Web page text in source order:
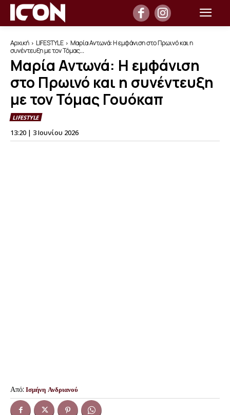
Αρχική LIFESTYLE
Μαρία Αντωνά: Η εμφάνιση στο Πρωινό και η
συνέντευξη με τον Τόμας...
Μαρία Αντωνά: Η εμφάνιση
στο Πρωινό και η συνέντευξη
με τον Τόμας Γουόκαπ
LIFESTYLE
13:20 | 3 Ιουνίου 2026
Από: Ισμήνη Ανδριανού